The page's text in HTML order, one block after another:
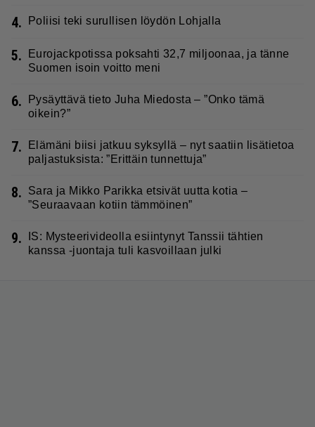
4. Poliisi teki surullisen löydön Lohjalla
5.
Eurojackpotissa poksahti 32,7 miljoonaa, ja tänne
Suomen isoin voitto meni
6.
Pysäyttävä tieto Juha Miedosta – ”Onko tämä
oikein?”
7.
Elämäni biisi jatkuu syksyllä – nyt saatiin lisätietoa
paljastuksista: ”Erittäin tunnettuja”
8.
Sara ja Mikko Parikka etsivät uutta kotia –
”Seuraavaan kotiin tämmöinen”
9.
IS: Mysteerivideolla esiintynyt Tanssii tähtien
kanssa -juontaja tuli kasvoillaan julki